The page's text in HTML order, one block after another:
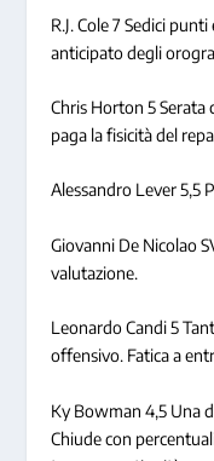
R.J. Cole 7Sedici punti
anticipato degli
Chris Horton 5Serata
paga la fisicità del
Alessandro Lever 5,5
Giovanni De Nicolao
valutazione.
Leonardo Candi 5
offensivo. Fatica a
Ky Bowman 4,5 Una
Chiude con